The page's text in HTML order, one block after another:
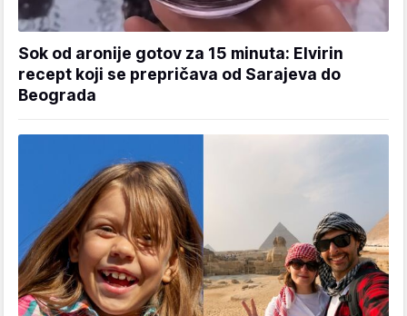
Sok od aronije gotov za 15 minuta: Elvirin
recept koji se prepričava od Sarajeva do
Beograda